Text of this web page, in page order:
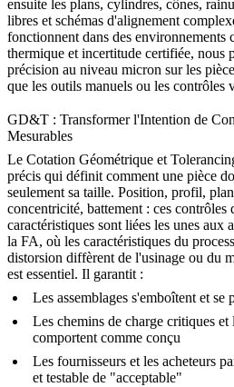
ensuite les plans, cylindres, cônes,
libres et schémas d'alignement
fonctionnent dans des environnements
thermique et incertitude certifiée, nous
précision au niveau micron sur les
que les outils manuels ou les contrôles
GD&T : Transformer l'Intention de
Mesurables
Le Cotation Géométrique et
précis qui définit comment une pièce
seulement sa taille. Position, profil,
concentricité, battement : ces contrôles
caractéristiques sont liées les unes aux
la FA, où les caractéristiques du
distorsion diffèrent de l'usinage ou du
est essentiel. Il garantit :
Les assemblages s'emboîtent et se
Les chemins de charge critiques et
comportent comme conçu
Les fournisseurs et les acheteurs
et testable de "acceptable"